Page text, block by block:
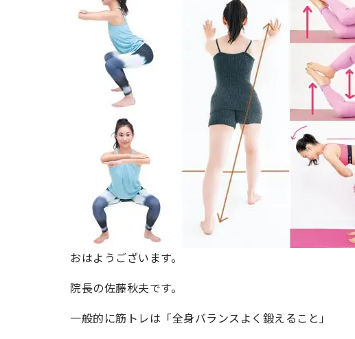
おはようございます。
院長の佐藤秋夫です。
一般的に筋トレは「全身バランスよく鍛えること」